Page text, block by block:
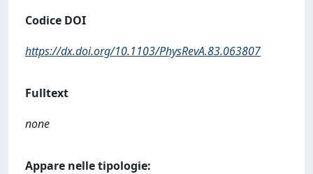
Codice DOI
https://dx.doi.org/10.1103/PhysRevA.83.063807
Fulltext
none
Appare nelle tipologie: